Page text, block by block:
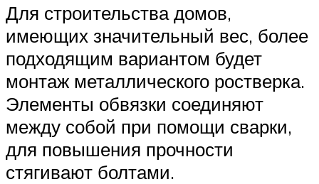
Для строительства домов,
имеющих значительный вес, более
подходящим вариантом будет
монтаж металлического ростверка.
Элементы обвязки соединяют
между собой при помощи сварки,
для повышения прочности
стягивают болтами.